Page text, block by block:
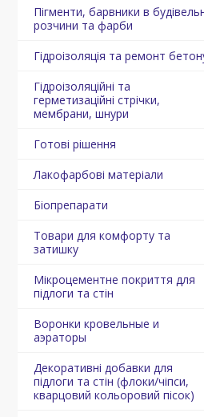
Пігменти, барвники в
розчини та фарби
Гідроізоляція та ремонт
Гідроізоляційні та
герметизаційні стрічки,
мембрани, шнури
Готові рішення
Лакофарбові матеріали
Біопрепарати
Товари для комфорту та
затишку
Мікроцементне покриття для
підлоги та стін
Воронки кровельные и
аэраторы
Декоративні добавки для
підлоги та стін (флоки/чіпси,
кварцовий кольоровий пісок)